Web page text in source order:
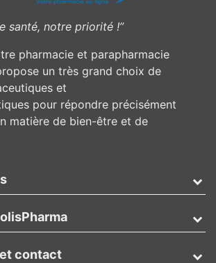
santé, notre priorité !”
pharmacie et parapharmacie
un très grand choix de
et
pour répondre précisément
matière de bien-être et de
contact